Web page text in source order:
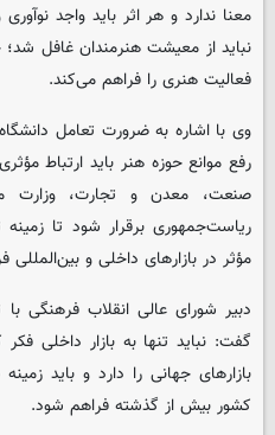
معنا ندارد و هر اثر باید واجد
نباید از معیشت هنرمندان غافل
فعالیت هنری را فراهم می‌کند.
وی با اشاره به ضرورت تعامل
رفع موانع حوزه هنر باید ارتباط
صنعت، معدن و تجارت، وزارت
ریاست‌جمهوری برقرار شود تا
مؤثر در بازارهای داخلی و بین‌المللی
دبیر شورای عالی انقلاب فرهنگی
گفت: نباید تنها به بازار داخلی
بازارهای جهانی را دارد و باید
کشور بیش از گذشته فراهم شود.